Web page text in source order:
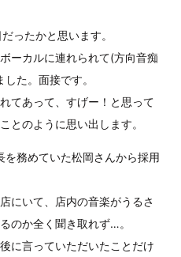
ったかと思います。
ーカルに連れられて(方向音痴
た。面接です。
てあって、すげー！と思って
とのように思い出します。
務めていた松岡さんから採用
にいて、店内の音楽がうるさ
のか全く聞き取れず…。
に言っていただいたことだけ